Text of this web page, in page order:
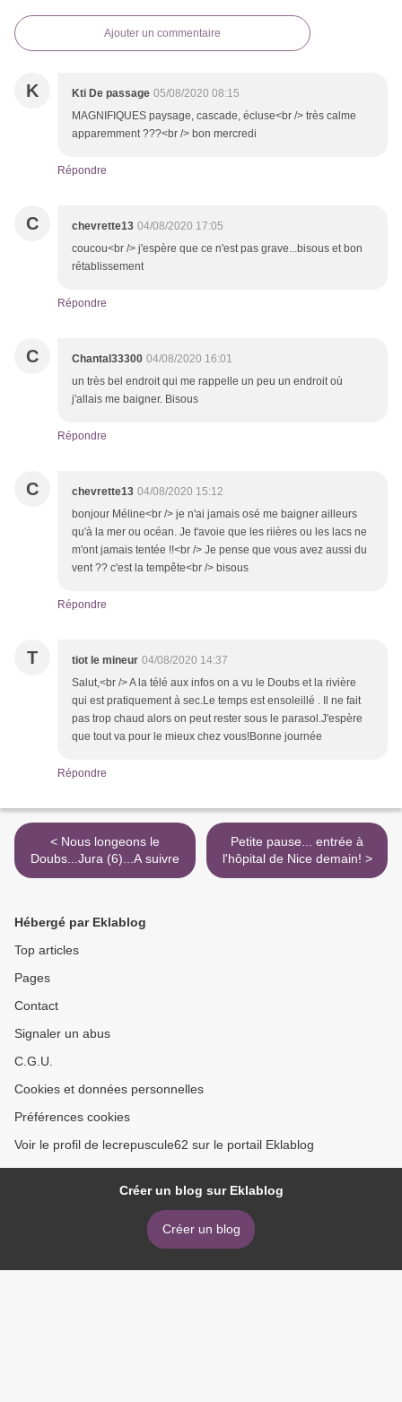
Ajouter un commentaire
K Kti De passage 05/08/2020 08:15
MAGNIFIQUES paysage, cascade, écluse<br /> très calme
apparemment ???<br /> bon mercredi
Répondre
C chevrette13 04/08/2020 17:05
coucou<br /> j'espère que ce n'est pas grave...bisous et bon
rétablissement
Répondre
C Chantal33300 04/08/2020 16:01
un très bel endroit qui me rappelle un peu un endroit où
j'allais me baigner. Bisous
Répondre
C chevrette13 04/08/2020 15:12
bonjour Méline<br /> je n'ai jamais osé me baigner ailleurs
qu'à la mer ou océan. Je t'avoie que les riières ou les lacs ne
m'ont jamais tentée !!<br /> Je pense que vous avez aussi du
vent ?? c'est la tempête<br /> bisous
Répondre
T tiot le mineur 04/08/2020 14:37
Salut,<br /> A la télé aux infos on a vu le Doubs et la rivière
qui est pratiquement à sec.Le temps est ensoleillé . Il ne fait
pas trop chaud alors on peut rester sous le parasol.J'espère
que tout va pour le mieux chez vous!Bonne journée
Répondre
< Nous longeons le
Doubs...Jura (6)...A suivre
Petite pause... entrée à
l'hôpital de Nice demain! >
Hébergé par Eklablog
Top articles
Pages
Contact
Signaler un abus
C.G.U.
Cookies et données personnelles
Préférences cookies
Voir le profil de lecrepuscule62 sur le portail Eklablog
Créer un blog sur Eklablog
Créer un blog